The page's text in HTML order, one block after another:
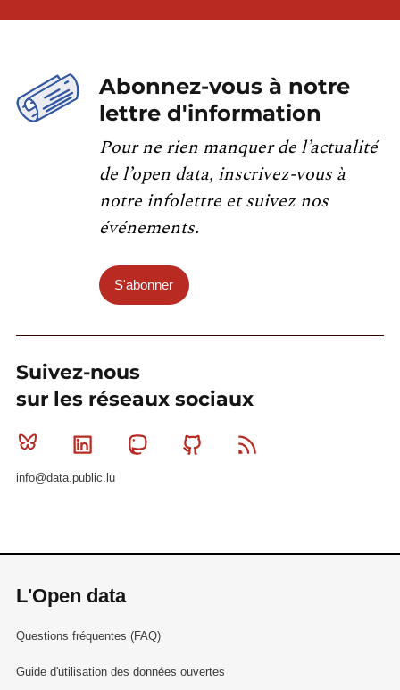
Abonnez-vous à notre
lettre d'information
Pour ne rien manquer de l’actualité
de l’open data, inscrivez-vous à
notre infolettre et suivez nos
événements.
S'abonner
Suivez-nous
sur les réseaux sociaux
Bluesky Linkedin MastodonGithub
info@data.public.lu
L'Open data
Questions fréquentes (FAQ)
Guide d'utilisation des données ouvertes